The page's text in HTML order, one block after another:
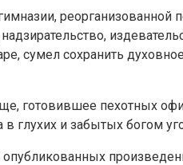
реорганизованной
сумел сохранить
готовившее пехотных
глухих и забытых богом